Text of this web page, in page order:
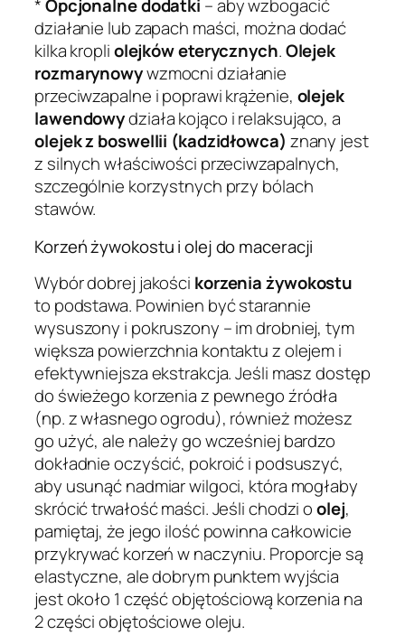
*Opcjonalne dodatki – aby wzbogacić
działanie lub zapach maści, można dodać
kilka kropliolejków eterycznych.Olejek
rozmarynowywzmocni działanie
przeciwzapalne i poprawi krążenie, olejek
lawendowydziała kojąco i relaksująco, a
olejek z boswellii (kadzidłowca) znany jest
z silnych właściwości przeciwzapalnych,
szczególnie korzystnych przy bólach
stawów.
Korzeń żywokostu i olej do maceracji
Wybór dobrej jakości korzenia żywokostu
to podstawa. Powinien być starannie
wysuszony i pokruszony – im drobniej, tym
większa powierzchnia kontaktu z olejem i
efektywniejsza ekstrakcja. Jeśli masz dostęp
do świeżego korzenia z pewnego źródła
(np. z własnego ogrodu), również możesz
go użyć, ale należy go wcześniej bardzo
dokładnie oczyścić, pokroić i podsuszyć,
aby usunąć nadmiar wilgoci, która mogłaby
skrócić trwałość maści. Jeśli chodzi oolej,
pamiętaj, że jego ilość powinna całkowicie
przykrywać korzeń w naczyniu. Proporcje są
elastyczne, ale dobrym punktem wyjścia
jest około 1 część objętościową korzenia na
2 części objętościowe oleju.